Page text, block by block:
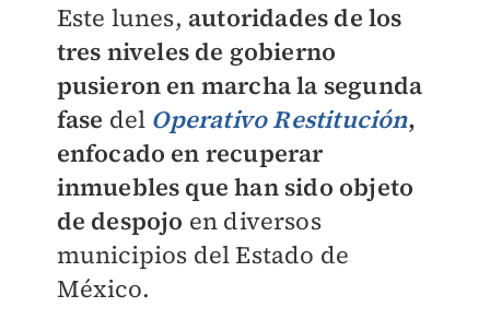
Este lunes, autoridades de los
tres niveles de gobierno
pusieron en marcha la segunda
fase del Operativo Restitución,
enfocado en recuperar
inmuebles que han sido objeto
de despojo en diversos
municipios del Estado de
México.